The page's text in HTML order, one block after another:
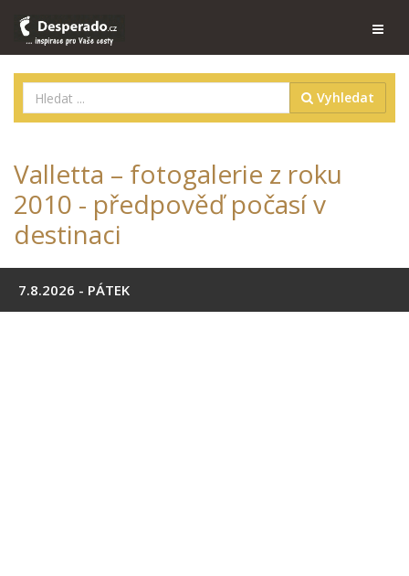
Vyhledat
Valletta – fotogalerie z roku
2010 - předpověď počasí v
destinaci
7.8.2026 - PÁTEK